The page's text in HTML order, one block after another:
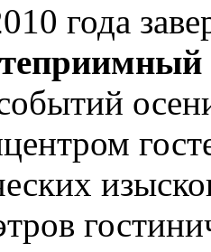
года